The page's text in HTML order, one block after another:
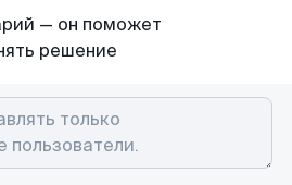
— он поможет
решение